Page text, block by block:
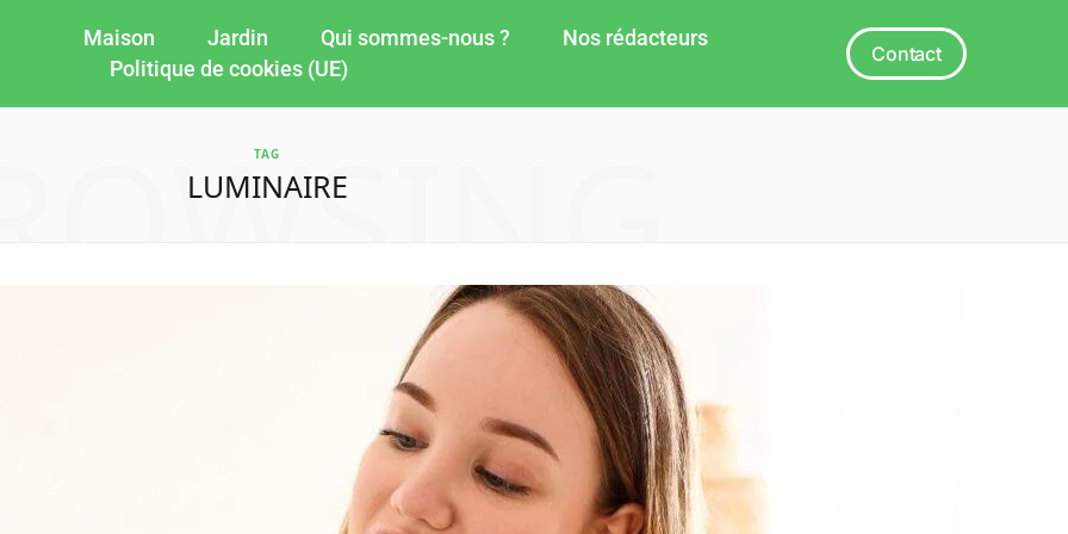
Maison Jardin Qui sommes-nous ?
Nos rédacteurs
Politique de cookies (UE)
Contact
TAG
LUMINAIRE